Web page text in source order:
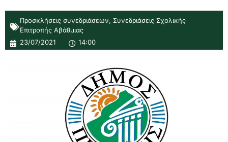
Προσκλήσεις συνεδριάσεων, Συνεδριάσεις Σχολικής
Επιτροπής Αβάθμιας
23/07/2021
14:00